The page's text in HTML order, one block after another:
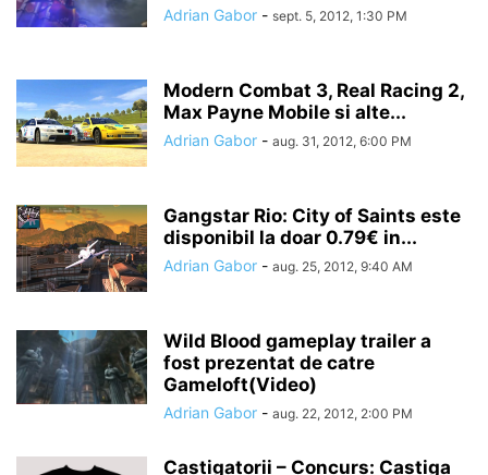
Adrian Gabor - sept. 5, 2012, 1:30 PM
Modern Combat 3, Real Racing 2,
Max Payne Mobile si alte...
Adrian Gabor - aug. 31, 2012, 6:00 PM
Gangstar Rio: City of Saints este
disponibil la doar 0.79€ in...
Adrian Gabor - aug. 25, 2012, 9:40 AM
Wild Blood gameplay trailer a
fost prezentat de catre
Gameloft(Video)
Adrian Gabor - aug. 22, 2012, 2:00 PM
Castigatorii – Concurs: Castiga